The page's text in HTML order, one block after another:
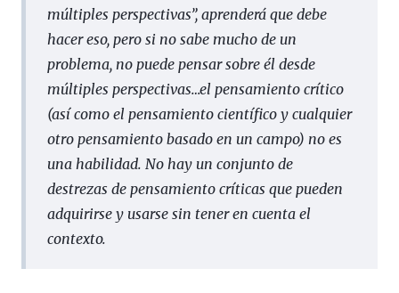
múltiples perspectivas”, aprenderá que debe
hacer eso, pero si no sabe mucho de un
problema, no puede pensar sobre él desde
múltiples perspectivas…el pensamiento crítico
(así como el pensamiento científico y cualquier
otro pensamiento basado en un campo) no es
una habilidad. No hay un conjunto de
destrezas de pensamiento críticas que pueden
adquirirse y usarse sin tener en cuenta el
contexto.